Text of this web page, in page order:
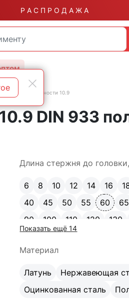
Р А С П Р О Д А Ж А
класс прочности 10.9
DIN 933
Длина стержня до
6 8 10 12 14 16
40
45 50 55 60 65
90
100 110 120 130
Показать ещё 14
Материал
Латунь
Нержавеющая
Оцинкованная сталь